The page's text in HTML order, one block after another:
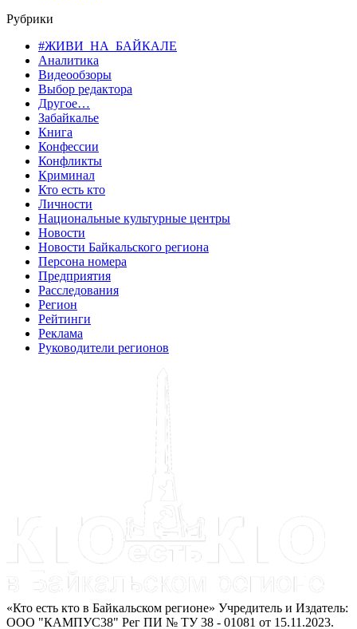
Рубрики
#ЖИВИ_НА_БАЙКАЛЕ
Аналитика
Видеообзоры
Выбор редактора
Другое…
Забайкалье
Книга
Конфессии
Конфликты
Криминал
Кто есть кто
Личности
Национальные культурные центры
Новости
Новости Байкальского региона
Персона номера
Предприятия
Расследования
Регион
Рейтинги
Реклама
Руководители регионов
«Кто есть кто в Байкальском регионе» Учредитель и Издатель:
ООО "КАМПУС38" Рег ПИ № ТУ 38 - 01081 от 15.11.2023.